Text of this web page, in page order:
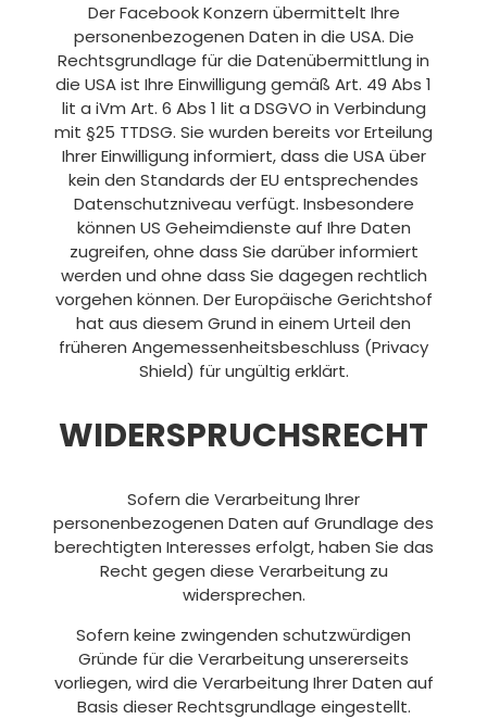
Der Facebook Konzern übermittelt Ihre
personenbezogenen Daten in die USA. Die
Rechtsgrundlage für die Datenübermittlung in
die USA ist Ihre Einwilligung gemäß Art. 49 Abs 1
lit a iVm Art. 6 Abs 1 lit a DSGVO in Verbindung
mit §25 TTDSG. Sie wurden bereits vor Erteilung
Ihrer Einwilligung informiert, dass die USA über
kein den Standards der EU entsprechendes
Datenschutzniveau verfügt. Insbesondere
können US Geheimdienste auf Ihre Daten
zugreifen, ohne dass Sie darüber informiert
werden und ohne dass Sie dagegen rechtlich
vorgehen können. Der Europäische Gerichtshof
hat aus diesem Grund in einem Urteil den
früheren Angemessenheitsbeschluss (Privacy
Shield) für ungültig erklärt.
WIDERSPRUCHSRECHT
Sofern die Verarbeitung Ihrer
personenbezogenen Daten auf Grundlage des
berechtigten Interesses erfolgt, haben Sie das
Recht gegen diese Verarbeitung zu
widersprechen.
Sofern keine zwingenden schutzwürdigen
Gründe für die Verarbeitung unsererseits
vorliegen, wird die Verarbeitung Ihrer Daten auf
Basis dieser Rechtsgrundlage eingestellt.